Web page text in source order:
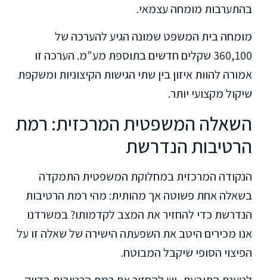
בהתערבות מומחה עצמאי.
מומחה בית המשפט שמונה הגיע להערכה של
360,100 שקלים חדשים בתוספת מע"מ. הערכה זו
אמורה להוות איזון בין שתי הגישות הקיצוניות ומשקפת
שיקול מקצועי יותר.
השאלה המשפטית המרכזית: רמת
הרטיבות הנדרשת
הנקודה המרכזית במחלוקת המשפטית התמקדה
בשאלה אחת פשוטה אך מהותית: מהי רמת הרטיבות
הנדרשת כדי להחזיר את המצב לקדמותו? במשרדנו
אנו מכירים היטב את השפעתה הישירה של שאלה זו על
הפיצוי הסופי שיקבל המבוטח.